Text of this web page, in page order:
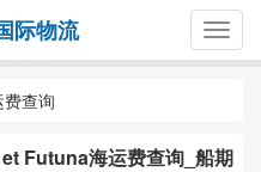
际物流
查询
Futuna海运费查询_船期